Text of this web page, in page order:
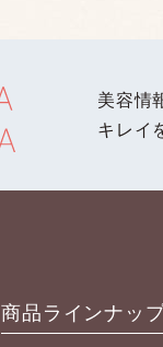
美容情
キレイ
商品ラインナッ